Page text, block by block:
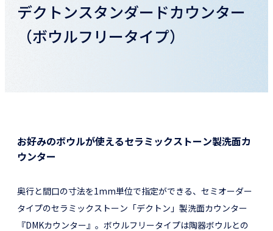
デクトンスタンダードカウンター
（ボウルフリータイプ）
お好みのボウルが使えるセラミックストーン製洗面カ
ウンター
奥行と間口の寸法を1mm単位で指定ができる、セミオーダー
タイプのセラミックストーン「デクトン」製洗面カウンター
『DMKカウンター』。ボウルフリータイプは陶器ボウルとの